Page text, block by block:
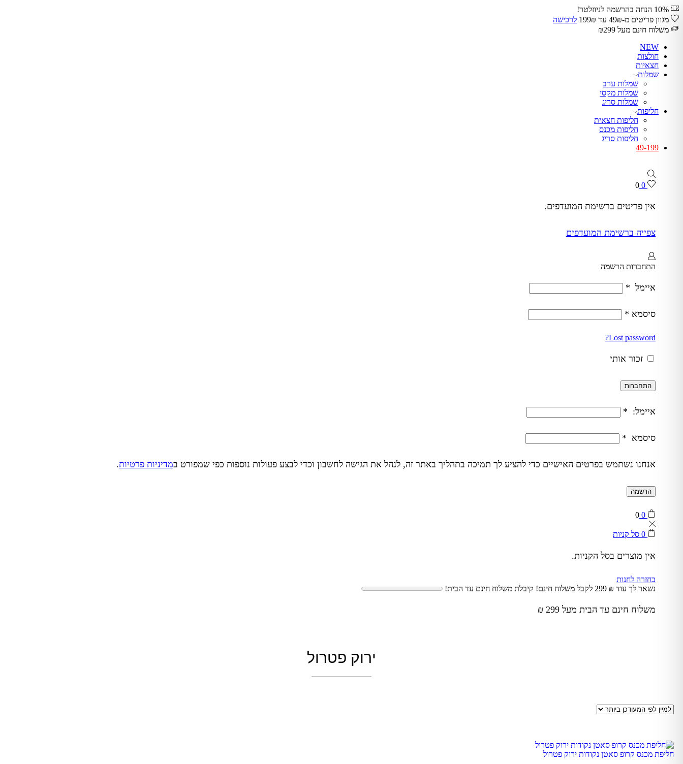
10% הנחה בהרשמה לניוזלטר!
מגוון פריטים מ-49₪ עד 199₪
לרכישה
משלוח חינם מעל ₪299
NEW
חולצות
חצאיות
שמלות
שמלות ערב
שמלות מקסי
שמלות סריג
חליפות
חליפות חצאית
חליפות מכנס
חליפות סריג
49-199
0
0
אין פריטים ברשימת המועדפים.
צפייה ברשימת המועדפים
התחברות הרשמה
איימל *
סיסמא *
Lost password?
זכור אותי
התחברות
איימל: *
סיסמא *
אנחנו נשתמש בפרטים האישיים כדי להציע לך תמיכה בתהליך באתר זה, לנהל את הגישה לחשבון וכדי לבצע פעולות נוספות כפי שמפורט במדיניות פרטיות.
הרשמה
0
0
0 סל קניות
אין מוצרים בסל הקניות.
בחזרה לחנות
נשאר לך עוד
299 ₪ לקבל משלוח חינם! קיבלת משלוח חינם עד הבית!
משלוח חינם עד הבית מעל 299 ₪
ירוק פטרול
חליפת מכנס קרופ סאטן נקודות ירוק פטרול